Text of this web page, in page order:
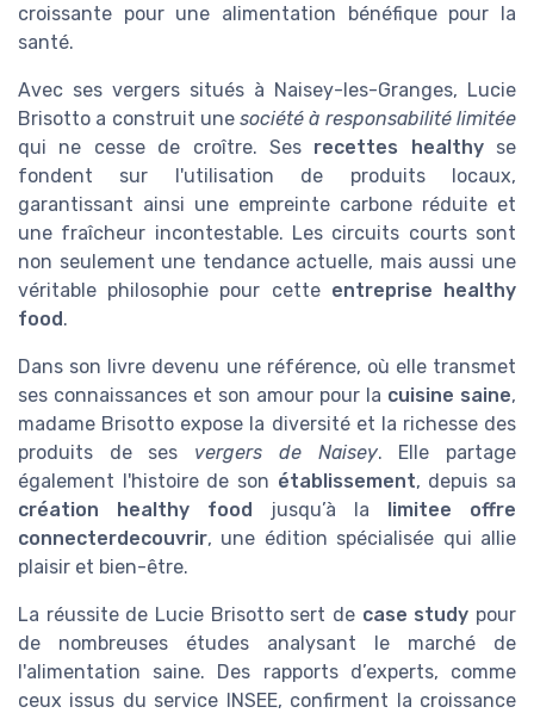
croissante pour une alimentation bénéfique pour la
santé.
Avec ses vergers situés à Naisey-les-Granges, Lucie
Brisotto a construit unesociété à responsabilité limitée
qui ne cesse de croître. Ses recettes healthyse
fondent sur l'utilisation de produits locaux,
garantissant ainsi une empreinte carbone réduite et
une fraîcheur incontestable. Les circuits courts sont
non seulement une tendance actuelle, mais aussi une
véritable philosophie pour cette entreprise healthy
food.
Dans son livre devenu une référence, où elle transmet
ses connaissances et son amour pour la cuisine saine,
madame Brisotto expose la diversité et la richesse des
produits de ses vergers de Naisey. Elle partage
également l'histoire de son établissement, depuis sa
création healthy food jusqu’à la limitee offre
connecterdecouvrir, une édition spécialisée qui allie
plaisir et bien-être.
La réussite de Lucie Brisotto sert de case study pour
de nombreuses études analysant le marché de
l'alimentation saine. Des rapports d’experts, comme
ceux issus du service INSEE, confirment la croissance